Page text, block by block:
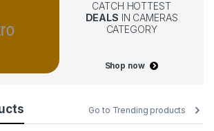
CATCH HOTTEST
DEALS IN CAMERAS
CATEGORY
Shop now
Go to Trending products